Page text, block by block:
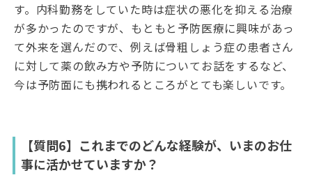
す。内科勤務をしていた時は症状の悪化を抑える治療
が多かったのですが、もともと予防医療に興味があっ
て外来を選んだので、例えば骨粗しょう症の患者さん
に対して薬の飲み方や予防についてお話をするなど、
今は予防面にも携われるところがとても楽しいです。
【質問6】これまでのどんな経験が、いまのお仕
事に活かせていますか？